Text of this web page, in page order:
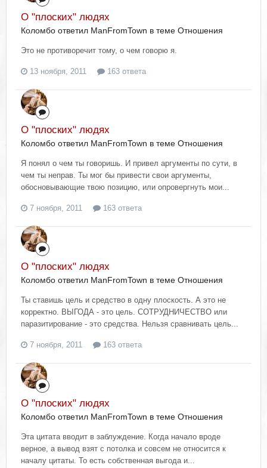
О "плоских" людях
Коломбо ответил ManFromTown в теме Отношения
Это не противоречит тому, о чем говорю я.
13 ноября, 2011 163 ответа
О "плоских" людях
Коломбо ответил ManFromTown в теме Отношения
Я понял о чем ты говоришь. И привел аргументы по сути, в
чем ты неправ. Ты мог бы привести свои аргументы,
обосновывающие твою позицию, или опровергнуть мои...
7 ноября, 2011 163 ответа
О "плоских" людях
Коломбо ответил ManFromTown в теме Отношения
Ты ставишь цель и средство в одну плоскость. А это не
корректно. ВЫГОДА - это цель. СОТРУДНИЧЕСТВО или
паразитирование - это средства. Нельзя сравнивать цель...
7 ноября, 2011 163 ответа
О "плоских" людях
Коломбо ответил ManFromTown в теме Отношения
Эта цитата вводит в заблуждение. Когда начало вроде
верное, а вывод взят с потолка и совсем не относится к
началу цитаты. То есть собственная выгода и...